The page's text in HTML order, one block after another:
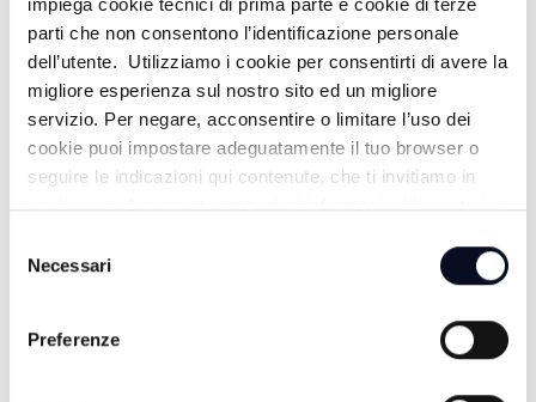
parti che non consentono l’identificazione personale
dell’utente. Utilizziamo i cookie per consentirti di avere la
migliore esperienza sul nostro sito ed un migliore
servizio. Per negare, acconsentire o limitare l’uso dei
cookie puoi impostare adeguatamente il tuo browser o
seguire le indicazioni qui contenute, che ti invitiamo in
ogni caso a leggere per maggiori informazioni in materia
delNecessari
Preferenze
questa sera al Savio | VIDEO